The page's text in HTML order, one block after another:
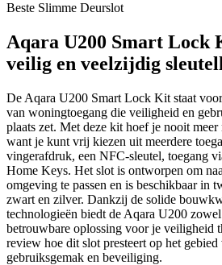
Beste Slimme Deurslot
Aqara U200 Smart Lock
veilig en veelzijdig
De Aqara U200 Smart Lock Kit staat
van woningtoegang die veiligheid en
plaats zet. Met deze kit hoef je nooit meer
want je kunt vrij kiezen uit meerdere
vingerafdruk, een NFC-sleutel, toegang
Home Keys. Het slot is ontworpen om
omgeving te passen en is beschikbaar in
zwart en zilver. Dankzij de solide
technologieën biedt de Aqara U200
betrouwbare oplossing voor je veiligheid
review hoe dit slot presteert op het gebied
gebruiksgemak en beveiliging.